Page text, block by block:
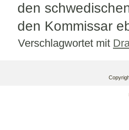
den
den Kommissar
Verschlagwortet mit